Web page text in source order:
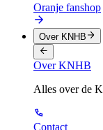
Oranje fanshop
Over KNHB
Over KNHB
Alles over de
Contact